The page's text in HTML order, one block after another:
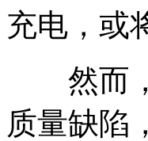
充电，或
然而，
质量缺陷